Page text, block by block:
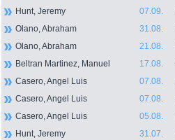
Hunt, Jeremy
07.09.
Olano, Abraham
31.08.
Olano, Abraham
21.08.
Beltran Martinez, Manuel
17.08.
Casero, Angel Luis
07.08.
Casero, Angel Luis
07.08.
Casero, Angel Luis
05.08.
Hunt, Jeremy
31.07.